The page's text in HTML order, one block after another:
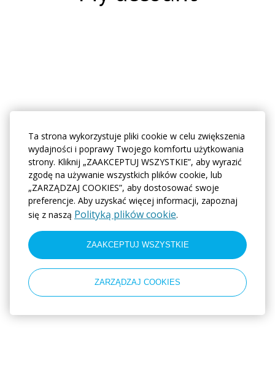
Ta strona wykorzystuje pliki cookie w celu zwiększenia
wydajności i poprawy Twojego komfortu użytkowania
strony. Kliknij „ZAAKCEPTUJ WSZYSTKIE”, aby wyrazić
zgodę na używanie wszystkich plików cookie, lub
„ZARZĄDZAJ COOKIES”, aby dostosować swoje
preferencje. Aby uzyskać więcej informacji, zapoznaj
się z naszą Polityką plików cookie.
ZAAKCEPTUJ WSZYSTKIE
ZARZĄDZAJ COOKIES